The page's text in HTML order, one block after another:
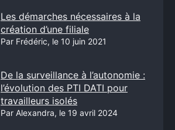
Les démarches nécessaires à la
création d’une filiale
Par Frédéric, le 10 juin 2021
De la surveillance à l’autonomie :
l’évolution des PTI DATI pour
travailleurs isolés
Par Alexandra, le 19 avril 2024